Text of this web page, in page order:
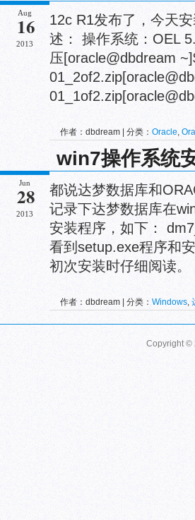
Aug
16
2013
12c R1发布了，今天
述： 操作系统：OEL
压[oracle@dbdream
作者：dbdream | 分类： Oracle,
win7操作系统
Jun
28
2013
都说达梦数据库和
记录下达梦数据库在
安装程序，如下：
看到setup.exe程序和
初次安装时仔细阅读
作者：dbdream | 分类： Windows,
Copyright ©